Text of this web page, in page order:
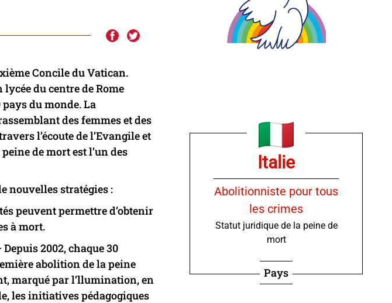
Concile du Vatican.
du centre de Rome
du monde. La
des femmes et des
l’écoute de l’Evangile et
de mort est l’un des
nouvelles stratégies :
peuvent permettre d’obtenir
à mort.
Depuis 2002, chaque 30
abolition de la peine
marqué par l’llumination, en
les initiatives pédagogiques
Italie
Abolitionniste pour tous
les crimes
Statut juridique de la peine de
mort
Pays